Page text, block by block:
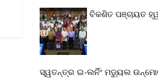
ବିକଶିତ ପଞ୍ଚାୟତ
ସ୍ୱତନ୍ତ୍ର ଇ-ଲର୍ନିଂ ମଡ୍ୟୁଲ